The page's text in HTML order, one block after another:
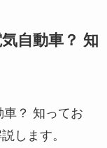
自動車？ 知
？ 知ってお
します。